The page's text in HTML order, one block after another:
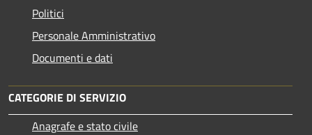
Politici
Personale Amministrativo
Documenti e dati
CATEGORIE DI SERVIZIO
Anagrafe e stato civile